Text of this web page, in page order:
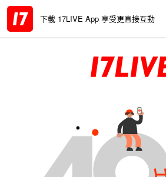
下載 17LIVE App 享受更直接互動